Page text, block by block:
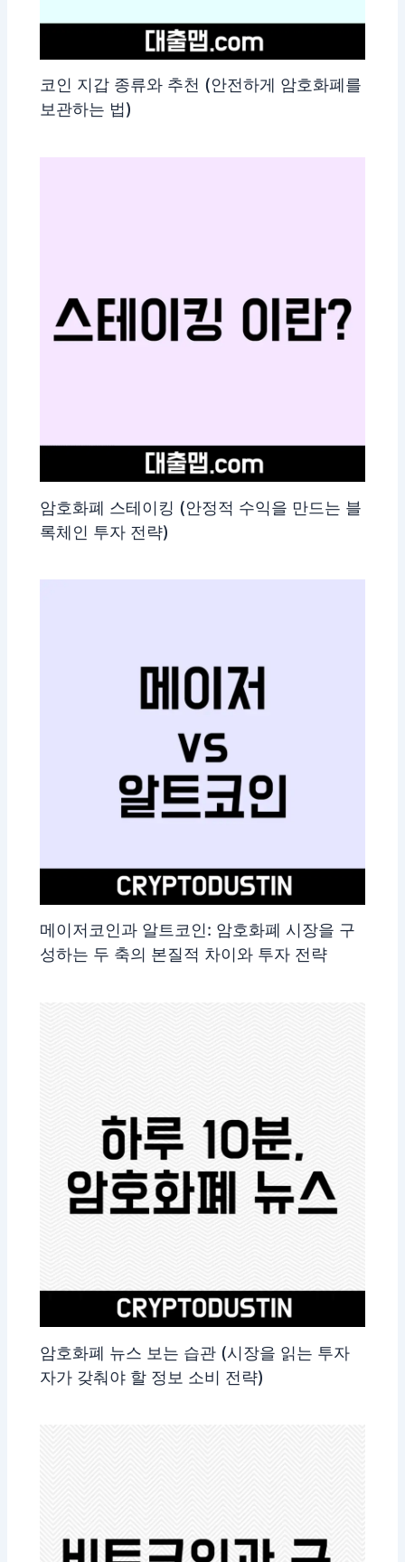
코인 지갑 종류와 추천 (안전하게 암호화폐를
보관하는 법)
암호화폐 스테이킹 (안정적 수익을 만드는 블
록체인 투자 전략)
메이저코인과 알트코인: 암호화폐 시장을 구
성하는 두 축의 본질적 차이와 투자 전략
암호화폐 뉴스 보는 습관 (시장을 읽는 투자
자가 갖춰야 할 정보 소비 전략)